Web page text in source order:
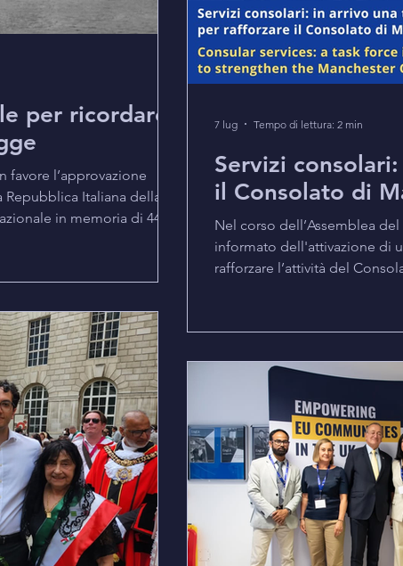
per ricordare
favore l’approvazione
Italiana della
in memoria di 446
tedesca nell’Oceano
da u
Servizi
il Consolato di
Nel corso dell’Assemblea
informato dell'attivazione di
rafforzare l’attività del
Il rafforzamento proseguirà
smaltimento dell’arretrato e
7 lug Tempo di lettura: 2 min